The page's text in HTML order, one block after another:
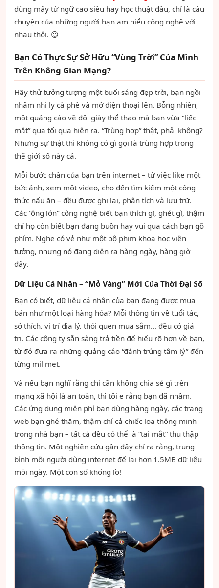
dùng mấy từ ngữ cao siêu hay học thuật đâu, chỉ là câu
chuyện của những người bạn am hiểu công nghệ với
nhau thôi. 😉
Bạn Có Thực Sự Sở Hữu “Vùng Trời” Của Mình
Trên Không Gian Mạng?
Hãy thử tưởng tượng một buổi sáng đẹp trời, bạn ngồi
nhâm nhi ly cà phê và mở điện thoại lên. Bỗng nhiên,
một quảng cáo về đôi giày thể thao mà bạn vừa “liếc
mắt” qua tối qua hiện ra. “Trùng hợp” thật, phải không?
Nhưng sự thật thì không có gì gọi là trùng hợp trong
thế giới số này cả.
Mỗi bước chân của bạn trên internet – từ việc like một
bức ảnh, xem một video, cho đến tìm kiếm một công
thức nấu ăn – đều được ghi lại, phân tích và lưu trữ.
Các “ông lớn” công nghệ biết bạn thích gì, ghét gì, thậm
chí họ còn biết bạn đang buồn hay vui qua cách bạn gõ
phím. Nghe có vẻ như một bộ phim khoa học viễn
tưởng, nhưng nó đang diễn ra hàng ngày, hàng giờ
đấy.
Dữ Liệu Cá Nhân – “Mỏ Vàng” Mới Của Thời Đại Số
Bạn có biết, dữ liệu cá nhân của bạn đang được mua
bán như một loại hàng hóa? Mỗi thông tin về tuổi tác,
sở thích, vị trí địa lý, thói quen mua sắm… đều có giá
trị. Các công ty sẵn sàng trả tiền để hiểu rõ hơn về bạn,
từ đó đưa ra những quảng cáo “đánh trúng tâm lý” đến
từng milimet.
Và nếu bạn nghĩ rằng chỉ cần không chia sẻ gì trên
mạng xã hội là an toàn, thì tôi e rằng bạn đã nhầm.
Các ứng dụng miễn phí bạn dùng hàng ngày, các trang
web bạn ghé thăm, thậm chí cả chiếc loa thông minh
trong nhà bạn – tất cả đều có thể là “tai mắt” thu thập
thông tin. Một nghiên cứu gần đây chỉ ra rằng, trung
bình mỗi người dùng internet để lại hơn 1.5MB dữ liệu
mỗi ngày. Một con số khổng lồ!